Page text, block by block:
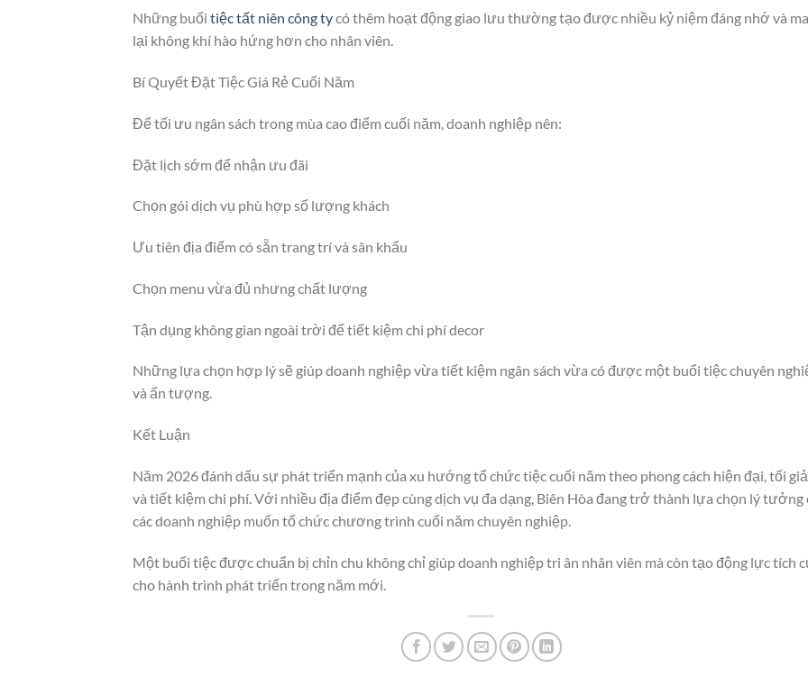
Những buổi tiệc tất niên công tycó thêm hoạt động giao lưu thường tạo được nhiều kỷ niệm đáng nhớ và
lại không khí hào hứng hơn cho nhân viên.
Bí Quyết Đặt Tiệc Giá Rẻ Cuối Năm
Để tối ưu ngân sách trong mùa cao điểm cuối năm, doanh nghiệp nên:
Đặt lịch sớm để nhận ưu đãi
Chọn gói dịch vụ phù hợp số lượng khách
Ưu tiên địa điểm có sẵn trang trí và sân khấu
Chọn menu vừa đủ nhưng chất lượng
Tận dụng không gian ngoài trời để tiết kiệm chi phí decor
Những lựa chọn hợp lý sẽ giúp doanh nghiệp vừa tiết kiệm ngân sách vừa có được một buổi tiệc chuyên
và ấn tượng.
Kết Luận
Năm 2026 đánh dấu sự phát triển mạnh của xu hướng tổ chức tiệc cuối năm theo phong cách hiện đại, tối
và tiết kiệm chi phí. Với nhiều địa điểm đẹp cùng dịch vụ đa dạng, Biên Hòa đang trở thành lựa chọn lý tưởng
các doanh nghiệp muốn tổ chức chương trình cuối năm chuyên nghiệp.
Một buổi tiệc được chuẩn bị chỉn chu không chỉ giúp doanh nghiệp tri ân nhân viên mà còn tạo động lực tích
cho hành trình phát triển trong năm mới.